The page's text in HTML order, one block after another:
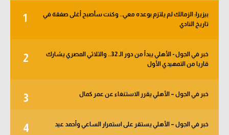
1
بيزيرا: الزمالك لم يلتزم بوعده معي.. وكنت سأصبح أغلى صفقة في
تاريخ النادي
2
خبر في الجول - الأهلي يبدأ من دور الـ 32.. والثلاثي المصري يشارك
قاريا من التمهيدي الأول
3 خبر في الجول – الأهلي يقرر الاستنغاء عن عمر كمال
4 خبر في الجول – الأهلي يستقر على استمرار الساعي وأحمد عيد